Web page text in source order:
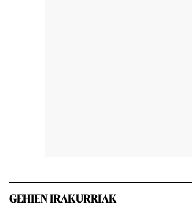
GEHIEN IRAKURRIAK